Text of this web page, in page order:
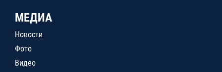
МЕДИА
Новости
Фото
Видео